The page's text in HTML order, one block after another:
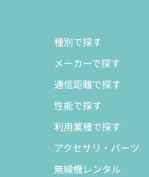
種別で探す
メーカーで探す
通信距離で探す
性能で探す
利用業種で探す
アクセサリ・パーツ
無線機レンタル